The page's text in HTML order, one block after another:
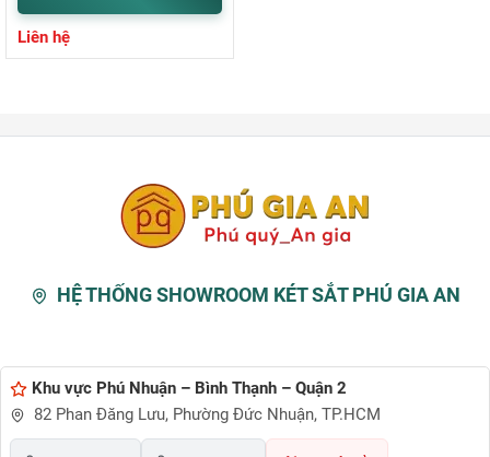
Liên hệ
HỆ THỐNG SHOWROOM KÉT SẮT PHÚ GIA AN
Khu vực Phú Nhuận – Bình Thạnh – Quận 2
82 Phan Đăng Lưu, Phường Đức Nhuận, TP.HCM